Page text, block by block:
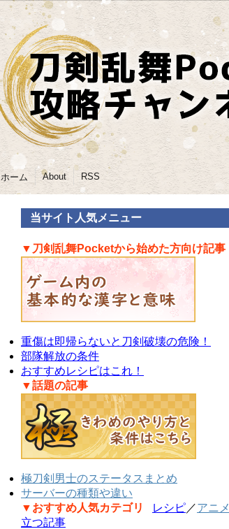
ホーム About RSS
当サイト人気メニュー
▼刀剣乱舞Pocketから始めた方向け記事
重傷は即帰らないと刀剣破壊の危険！
部隊解放の条件
おすすめレシピはこれ！
▼話題の記事
極刀剣男士のステータスまとめ
サーバーの種類や違い
▼おすすめ人気カテゴリ
レシピ／アニメ
立つ記事